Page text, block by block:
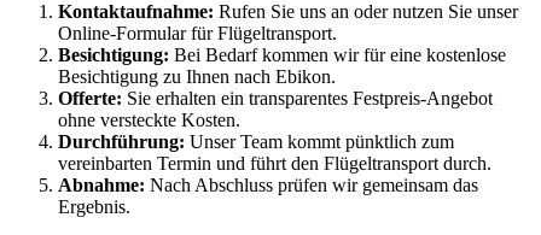
Kontaktaufnahme: Rufen Sie uns an oder nutzen Sie unser
Online-Formular für Flügeltransport.
Besichtigung: Bei Bedarf kommen wir für eine kostenlose
Besichtigung zu Ihnen nach Ebikon.
Offerte: Sie erhalten ein transparentes Festpreis-Angebot
ohne versteckte Kosten.
Durchführung: Unser Team kommt pünktlich zum
vereinbarten Termin und führt den Flügeltransport durch.
Abnahme: Nach Abschluss prüfen wir gemeinsam das
Ergebnis.